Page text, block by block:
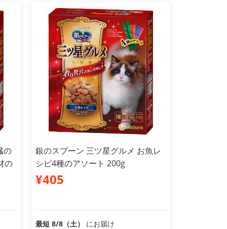
の
の
銀のスプーン 三ツ星グルメ お魚レ
シピ4種のアソート 200g
¥405
最短 8/8（土） にお届け